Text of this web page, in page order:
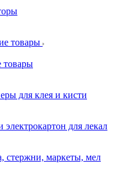
товары
товары
для клея и кисти
электрокартон для лекал
стержни, маркеты, мел